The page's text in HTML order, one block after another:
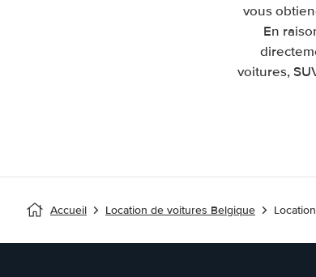
vous
En
voitures,
Accueil Location de voitures Belgique